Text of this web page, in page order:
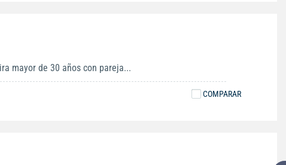
mayor de 30 años con pareja...
COMPARAR